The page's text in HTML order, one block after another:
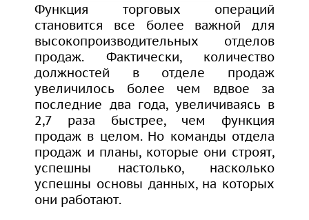
Функция торговых операций
становится все более важной для
высокопроизводительных отделов
продаж. Фактически, количество
должностей в отделе продаж
увеличилось более чем вдвое за
последние два года, увеличиваясь в
2,7 раза быстрее, чем функция
продаж в целом. Но команды отдела
продаж и планы, которые они строят,
успешны настолько, насколько
успешны основы данных, на которых
они работают.